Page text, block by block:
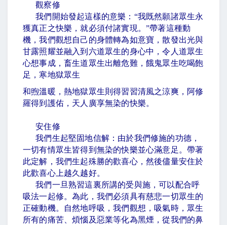
觀察修
我們開始發起這樣的意樂： “我既然願諸眾生永
獲真正之快樂，就必須付諸實現。 ”帶著這種動
機，我們觀想自己的身體轉為如意寶，散發出光與
甘露照耀並融入到六道眾生的身心中，令人道眾生
心想事成，畜生道眾生出離危難，餓鬼眾生吃喝飽
足，寒地獄眾生
和煦溫暖，熱地獄眾生則得習習清風之涼爽，阿修
羅得到護佑，天人廣享無染的快樂。
安住修
我們生起堅固地信解：由於我們修施的功德，
一切有情眾生皆得到無染的快樂並心滿意足。帶著
此定解，我們生起殊勝的歡喜心，然後儘量安住於
此歡喜心上越久越好。
我們一旦熟習這裏所講的受與施，可以配合呼
吸法一起修。為此，我們必須具有慈悲一切眾生的
正確動機。自然地呼吸，我們觀想，吸氣時，眾生
所有的痛苦、煩惱及惡業等化為黑煙，從我們的鼻